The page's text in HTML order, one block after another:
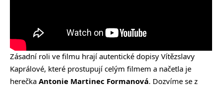
Zásadní roli ve filmu hrají autentické dopisy Vítězslavy
Kaprálové, které prostupují celým filmem a načetla je
herečka Antonie Martinec Formanová. Dozvíme se z